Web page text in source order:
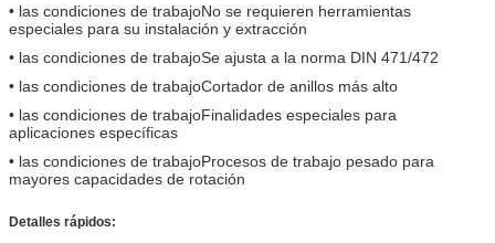
• las condiciones de trabajoNo se requieren herramientas
especiales para su instalación y extracción
• las condiciones de trabajoSe ajusta a la norma DIN 471/472
• las condiciones de trabajoCortador de anillos más alto
• las condiciones de trabajoFinalidades especiales para
aplicaciones específicas
• las condiciones de trabajoProcesos de trabajo pesado para
mayores capacidades de rotación
Detalles rápidos: